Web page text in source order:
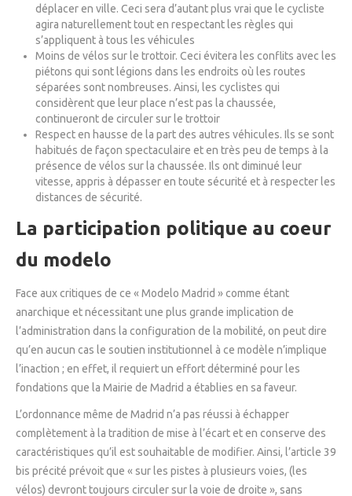
déplacer en ville. Ceci sera d’autant plus vrai que le cycliste
agira naturellement tout en respectant les règles qui
s’appliquent à tous les véhicules
Moins de vélos sur le trottoir. Ceci évitera les conflits avec les
piétons qui sont légions dans les endroits où les routes
séparées sont nombreuses. Ainsi, les cyclistes qui
considèrent que leur place n’est pas la chaussée,
continueront de circuler sur le trottoir
Respect en hausse de la part des autres véhicules. Ils se sont
habitués de façon spectaculaire et en très peu de temps à la
présence de vélos sur la chaussée. Ils ont diminué leur
vitesse, appris à dépasser en toute sécurité et à respecter les
distances de sécurité.
La participation politique au coeur
du modelo
Face aux critiques de ce « Modelo Madrid » comme étant
anarchique et nécessitant une plus grande implication de
l’administration dans la configuration de la mobilité, on peut dire
qu’en aucun cas le soutien institutionnel à ce modèle n’implique
l’inaction ; en effet, il requiert un effort déterminé pour les
fondations que la Mairie de Madrid a établies en sa faveur.
L’ordonnance même de Madrid n’a pas réussi à échapper
complètement à la tradition de mise à l’écart et en conserve des
caractéristiques qu’il est souhaitable de modifier. Ainsi, l’article 39
bis précité prévoit que « sur les pistes à plusieurs voies, (les
vélos) devront toujours circuler sur la voie de droite », sans